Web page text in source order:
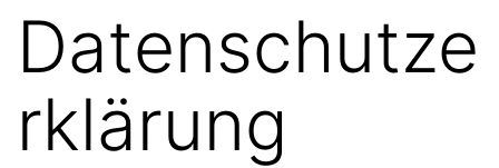
Datenschutze
rklärung